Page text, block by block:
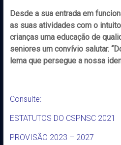
Desde a sua entrada em
as suas atividades com o
crianças uma educação de
seniores um convívio salutar.
lema que persegue a nossa
Consulte:
ESTATUTOS DO CSPNSC 2021
PROVISÃO 2023 – 2027